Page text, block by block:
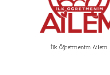
İlk Öğretmenim Ailem